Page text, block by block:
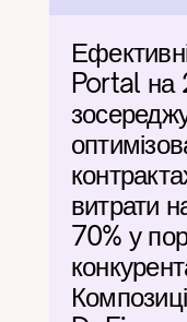
Portal на
витрати
70% у